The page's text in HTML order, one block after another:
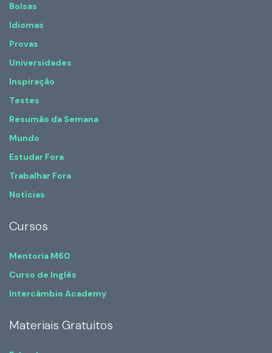
Bolsas
Idiomas
Provas
Universidades
Inspiração
Testes
Resumão da Semana
Mundo
Estudar Fora
Trabalhar Fora
Notícias
Cursos
Mentoria M60
Curso de Inglês
Intercâmbio Academy
Materiais Gratuitos